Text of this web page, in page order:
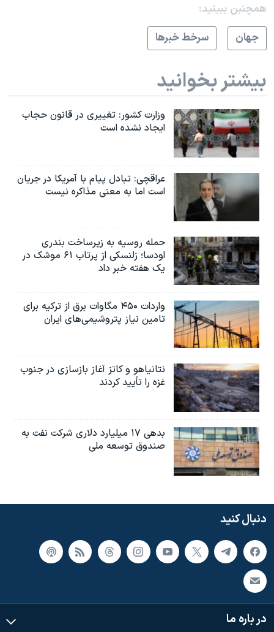
همچنبن ببینید:
جهان
سرخط خبرها
بیشتر بخوانید
وزارت کشور: تغییری در قانون حجاب
ایجاد نشده است
عراقچی: تبادل پیام با آمریکا در جریان
است اما به معنی مذاکره نیست
حمله روسیه به زیرساخت بندری
اودسا؛ زلنسکی از پرتاب ۶۱ موشک در
یک هفته خبر داد
واردات ۴۵۰ مگاوات برق از ترکیه برای
تامین نیاز پتروشیمی‌های ایران
نتانیاهو و کاتز آغاز بازسازی در جنوب
غزه را تأیید کردند
بدهی ۱۷ میلیارد دلاری شرکت نفت به
صندوق توسعه ملی
دنبال کنید
در باره ما